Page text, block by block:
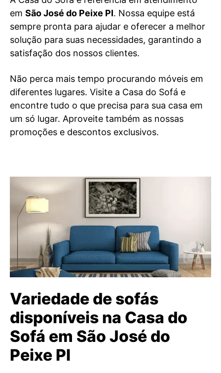
em São José do Peixe PI. Nossa equipe está
sempre pronta para ajudar e oferecer a melhor
solução para suas necessidades, garantindo a
satisfação dos nossos clientes.
Não perca mais tempo procurando móveis em
diferentes lugares. Visite a Casa do Sofá e
encontre tudo o que precisa para sua casa em
um só lugar. Aproveite também as nossas
promoções e descontos exclusivos.
Variedade de sofás
disponíveis na Casa do
Sofá em São José do
Peixe PI